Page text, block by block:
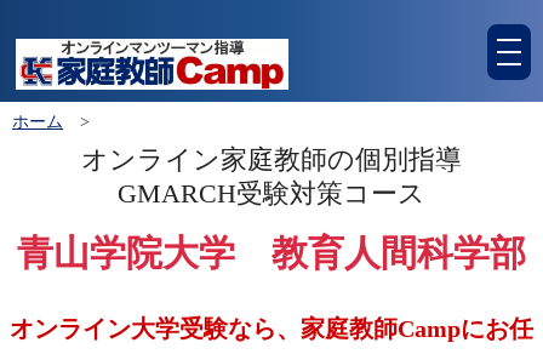
ホーム >
オンライン家庭教師の個別指導
GMARCH受験対策コース
青山学院大学 教育人間科学部
オンライン大学受験なら、家庭教師Campにお任